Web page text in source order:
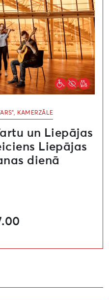
KAMERZĀLE
un Liepājas
Liepājas
dienā